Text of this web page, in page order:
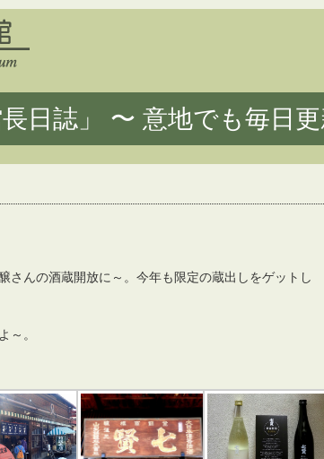
日誌」 〜 意地でも毎日
さんの酒蔵開放に～。今年も限定の蔵出しをゲットし
～。